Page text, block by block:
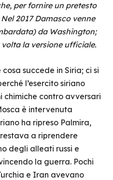
per fornire un pretesto
2017 Damasco venne
da Washington;
la versione ufficiale.
succede in Siria; ci si
l’esercito siriano
chimiche contro avversari
è intervenuta
ha ripreso Palmira,
a riprendere
degli alleati russi e
la guerra. Pochi
e Iran avevano